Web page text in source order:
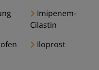
Imipenem-
Cilastin
Iloprost